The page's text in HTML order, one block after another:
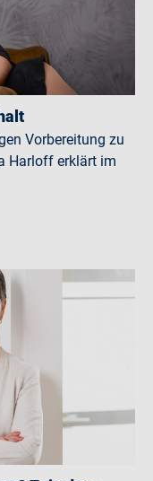
Vorbereitung zu
Harloff erklärt im